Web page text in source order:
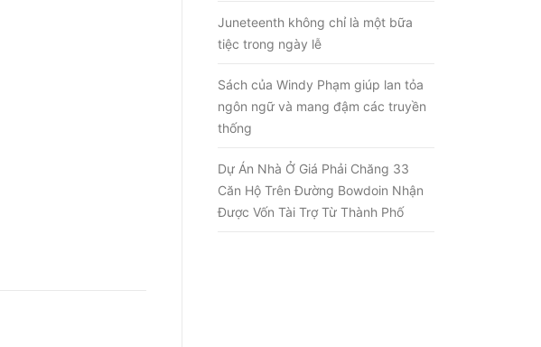
Juneteenth không chỉ là một bữa
tiệc trong ngày lễ
Sách của Windy Phạm giúp lan tỏa
ngôn ngữ và mang đậm các truyền
thống
Dự Án Nhà Ở Giá Phải Chăng 33
Căn Hộ Trên Đường Bowdoin Nhận
Được Vốn Tài Trợ Từ Thành Phố